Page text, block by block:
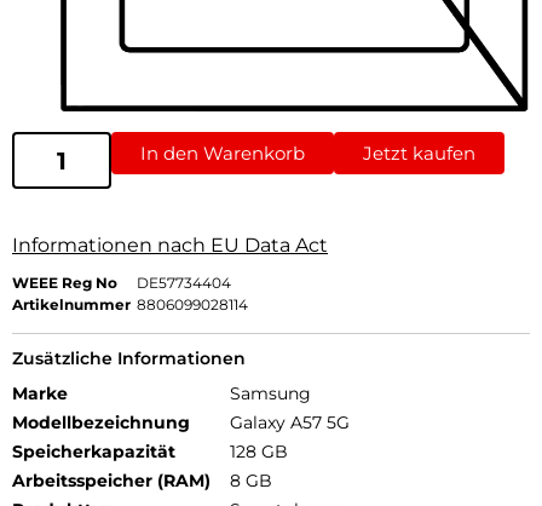
In den Warenkorb Jetzt kaufen
Informationen nach EU Data Act
WEEE Reg No
DE57734404
Artikelnummer 8806099028114
Zusätzliche Informationen
Marke
Samsung
Modellbezeichnung
Galaxy A57 5G
Speicherkapazität
128 GB
Arbeitsspeicher (RAM)
8 GB